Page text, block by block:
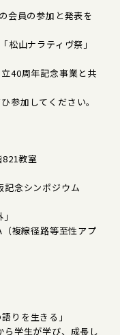
会員の参加と発表を
松山ナラティヴ祭」
40周年記念事業と共
参加してください。
821教室
記念シンポジウム
複線径路等至性アプ
りを生きる」
学生が学び、成長し